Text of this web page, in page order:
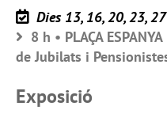
Dies 13, 16, 20, 23,
8 h • PLAÇA
de Jubilats i
Exposició